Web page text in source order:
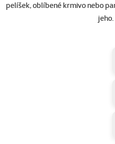
pelíšek, oblíbené krmivo nebo